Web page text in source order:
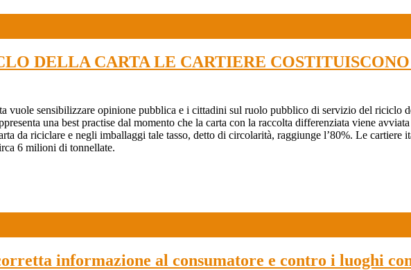
DELLA CARTA LE CARTIERE
vuole sensibilizzare opinione pubblica e i cittadini sul ruolo pubblico di servizio del riciclo
una best practise dal momento che la carta con la raccolta differenziata viene
da riciclare e negli imballaggi tale tasso, detto di circolarità, raggiunge l’80%. Le cartiere
6 milioni di tonnellate.
informazione al consumatore e contro i luoghi